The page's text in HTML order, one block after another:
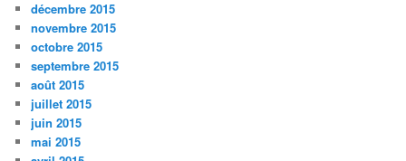
décembre 2015
novembre 2015
octobre 2015
septembre 2015
août 2015
juillet 2015
juin 2015
mai 2015